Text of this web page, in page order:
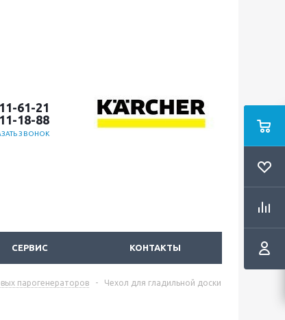
61-21
18-88
ЗВОНОК
СЕРВИС КОНТАКТЫ
парогенераторов - Чехол для гладильной доски